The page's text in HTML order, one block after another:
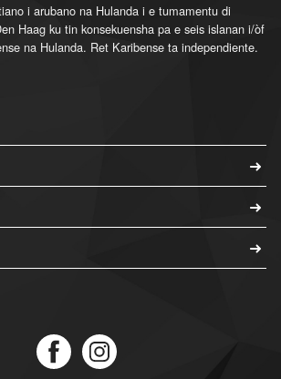
i arubano na Hulanda i e tumamentu di
Haag ku tin konsekuensha pa e seis islanan i/òf
na Hulanda. Ret Karibense ta independiente.